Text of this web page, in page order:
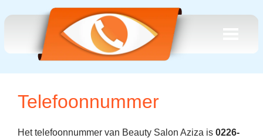
Telefoonnummer
Het telefoonnummer van Beauty Salon Aziza is 0226-